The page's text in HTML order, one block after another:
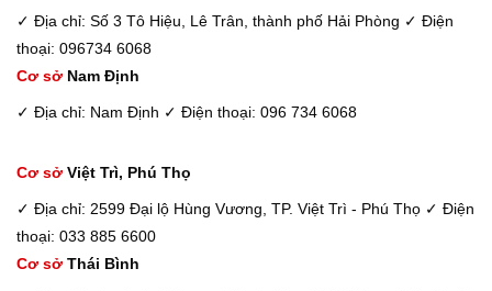
✓ Địa chỉ: Số 3 Tô Hiệu, Lê Trân, thành phố Hải Phòng ✓ Điện
thoại: 096734 6068
Cơ sở Nam Định
✓ Địa chỉ: Nam Định ✓ Điện thoại: 096 734 6068
Cơ sở Việt Trì, Phú Thọ
✓ Địa chỉ: 2599 Đại lộ Hùng Vương, TP. Việt Trì - Phú Thọ ✓ Điện
thoại: 033 885 6600
Cơ sở Thái Bình